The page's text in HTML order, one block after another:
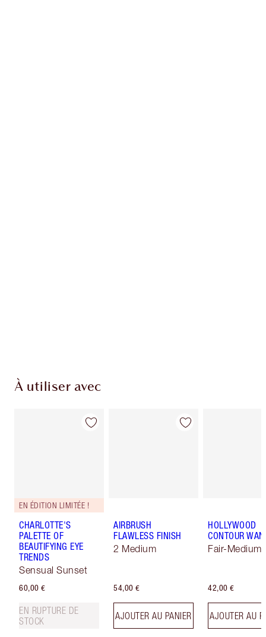
À utiliser avec
EN ÉDITION LIMITÉE !
CHARLOTTE'S
PALETTE OF
BEAUTIFYING EYE
TRENDS
Sensual Sunset
60,00 €
EN RUPTURE DE
STOCK
AIRBRUSH
FLAWLESS FINISH
2 Medium
54,00 €
AJOUTER AU PANIER
HOLLYWOOD
CONTOUR
Fair-Medium
42,00 €
AJOUTER AU